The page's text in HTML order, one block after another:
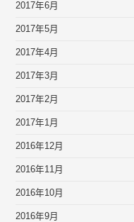
2017年6月
2017年5月
2017年4月
2017年3月
2017年2月
2017年1月
2016年12月
2016年11月
2016年10月
2016年9月